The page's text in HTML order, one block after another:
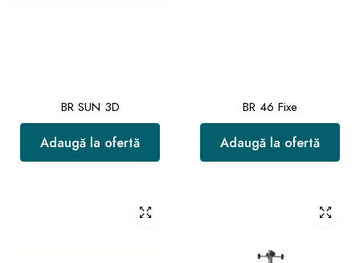
BR SUN 3D
Adaugă la ofertă
BR 46 Fixe
Adaugă la ofertă